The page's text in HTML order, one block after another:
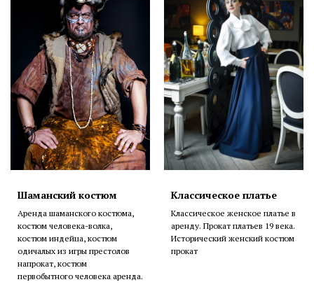
Шаманский костюм
Аренда шаманского костюма,
костюм человека-волка,
костюм индейца, костюм
одичалых из игры престолов
напрокат, костюм
первобытного человека аренда.
Классическое платье
Классическое женское платье в
аренду. Прокат платьев 19 века.
Исторический женский костюм
прокат